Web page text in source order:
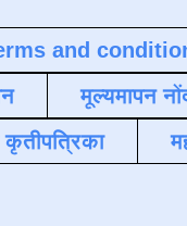
and
मूल्यमापन
कृतीपत्रिका